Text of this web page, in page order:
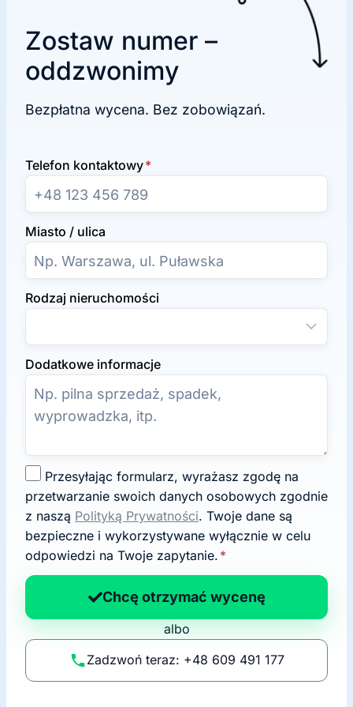
Zostaw numer –
oddzwonimy
Bezpłatna wycena. Bez zobowiązań.
Telefon kontaktowy*
Miasto / ulica
Rodzaj nieruchomości
Dodatkowe informacje
g
o
d
a
n
p
li
t
przetwarzanie swoich danych osobowych zgodnie
z naszą Polityką Prywatności. Twoje dane są
bezpieczne i wykorzystywane wyłącznie w celu
odpowiedzi na Twoje zapytanie. *
Chcę otrzymać wycenę
albo
Zadzwoń teraz: +48 609 491 177